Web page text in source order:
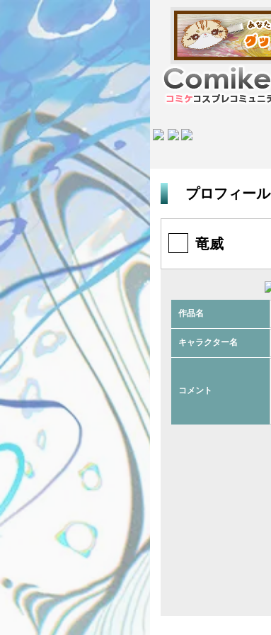
プロフィール
竜威
作品名
キャラクター名
コメント